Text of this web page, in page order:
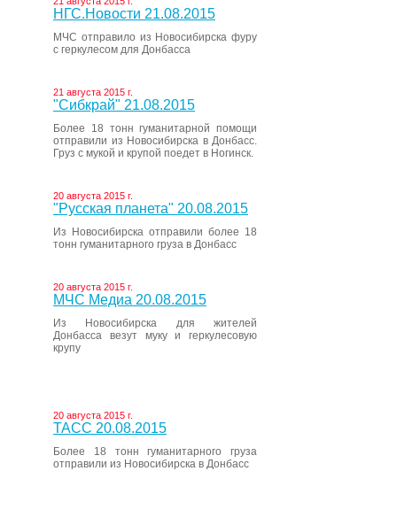
НГС.Новости 21.08.2015
МЧС отправило из Новосибирска фуру
с геркулесом для Донбасса
21 августа 2015 г.
"Сибкрай" 21.08.2015
Более 18 тонн гуманитарной помощи
отправили из Новосибирска в Донбасс.
Груз с мукой и крупой поедет в Ногинск.
20 августа 2015 г.
"Русская планета" 20.08.2015
Из Новосибирска отправили более 18
тонн гуманитарного груза в Донбасс
20 августа 2015 г.
МЧС Медиа 20.08.2015
Из Новосибирска для жителей
Донбасса везут муку и геркулесовую
крупу
20 августа 2015 г.
ТАСС 20.08.2015
Более 18 тонн гуманитарного груза
отправили из Новосибирска в Донбасс